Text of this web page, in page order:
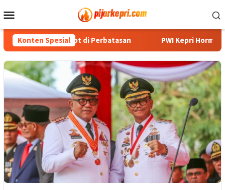
ke
Mobile
Konten Spesial
Blank Spot di Perbatasan PWI Kepri Hormati